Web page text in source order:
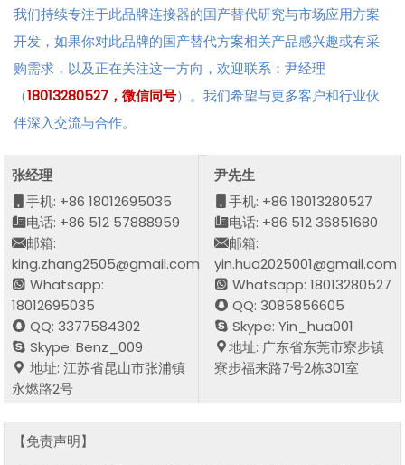
我们持续专注于此品牌连接器的国产替代研究与市场应用方案
开发，如果你对此品牌的国产替代方案相关产品感兴趣或有采
购需求，以及正在关注这一方向，欢迎联系：尹经理
（18013280527，微信同号）。我们希望与更多客户和行业伙
伴深入交流与合作。
张经理
手机: +86 18012695035
电话: +86 512 57888959
邮箱:
king.zhang2505@gmail.com
Whatsapp:
18012695035
QQ: 3377584302
Skype: Benz_009
地址: 江苏省昆山市张浦镇
永燃路2号
尹先生
手机: +86 18013280527
电话: +86 512 36851680
邮箱:
yin.hua2025001@gmail.com
Whatsapp: 18013280527
QQ: 3085856605
Skype: Yin_hua001
地址: 广东省东莞市寮步镇
寮步福来路7号2栋301室
【免责声明】